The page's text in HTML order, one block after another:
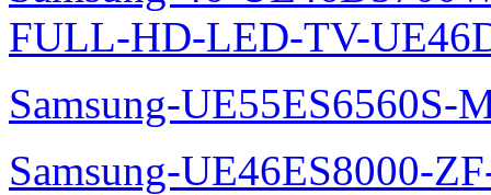
FULL-HD-LED-TV-
Samsung-UE55ES6560S-
Samsung-UE46ES8000-